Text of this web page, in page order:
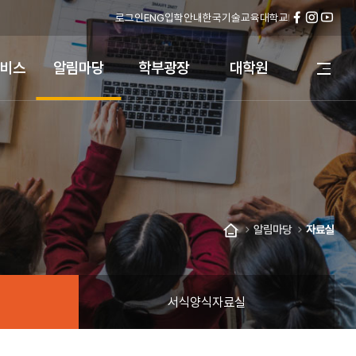
로그인ENG입학안내한국기술교육대학교
페
스
북
인
스
타
그
램
유
브
스 알림마당 학부광장 대학원
전
체
메
뉴
열
홈
알림마당 자료실
서식양식자료실